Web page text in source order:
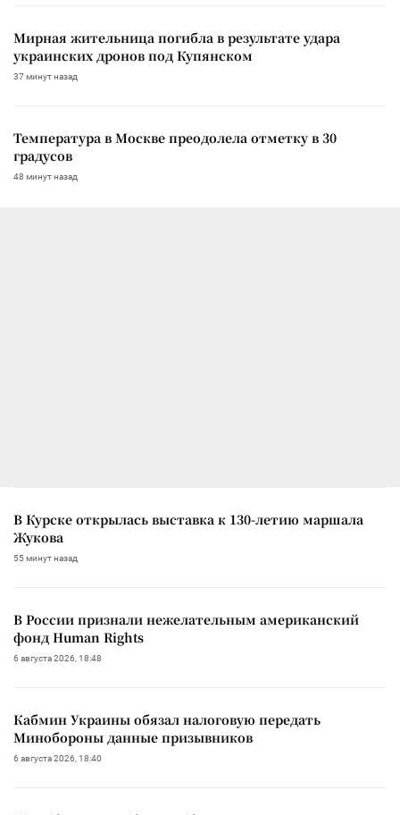
Мирная жительница погибла в результате удара
украинских дронов под Купянском
37 минут назад
Температура в Москве преодолела отметку в 30
градусов
48 минут назад
В Курске открылась выставка к 130-летию маршала
Жукова
55 минут назад
В России признали нежелательным американский
фонд Human Rights
6 августа 2026, 18:48
Кабмин Украины обязал налоговую передать
Минобороны данные призывников
6 августа 2026, 18:40